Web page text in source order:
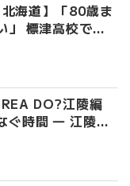
海道】「80歳ま
」 標津高校で踏
方
DO?江陵編
ぐ時間 ― 江陵端